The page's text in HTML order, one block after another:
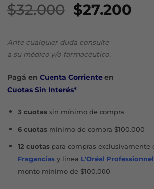
$32.000 El
original
era:
$27.200El
Ante cualquier duda consulte
a su médico y/o farmacéutico.
Pagá en Cuenta Corriente en
Cuotas Sin Interés*
3 cuotassin mínimo de compra
6 cuotasmínimo de compra $100.000
12 cuotaspara compras exclusivamente
Fraganciasy línea L'Oréal Professionnel
monto mínimo de $100.000